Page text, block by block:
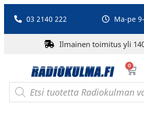
03 2140 222 Ma-pe
Ilmainen toimitus yli
0